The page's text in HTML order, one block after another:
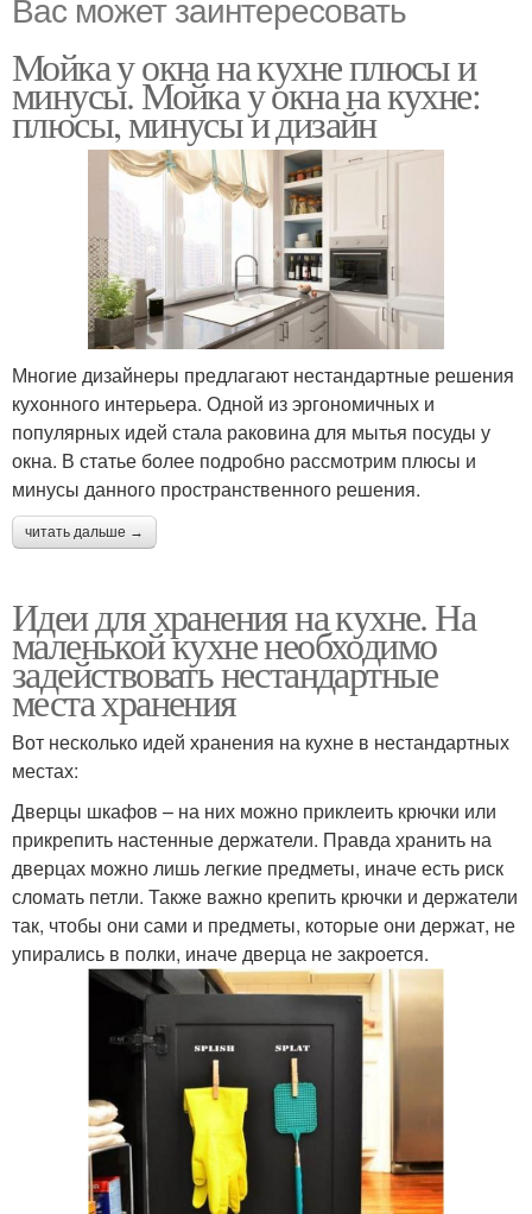
Мойка у окна на кухне плюсы и
минусы. Мойка у окна на кухне:
плюсы, минусы и дизайн
Многие дизайнеры предлагают нестандартные решения
кухонного интерьера. Одной из эргономичных и
популярных идей стала раковина для мытья посуды у
окна. В статье более подробно рассмотрим плюсы и
минусы данного пространственного решения.
читать дальше →
Идеи для хранения на кухне. На
маленькой кухне необходимо
задействовать нестандартные
места хранения
Вот несколько идей хранения на кухне в нестандартных
местах:
Дверцы шкафов – на них можно приклеить крючки или
прикрепить настенные держатели. Правда хранить на
дверцах можно лишь легкие предметы, иначе есть риск
сломать петли. Также важно крепить крючки и держатели
так, чтобы они сами и предметы, которые они держат, не
упирались в полки, иначе дверца не закроется.